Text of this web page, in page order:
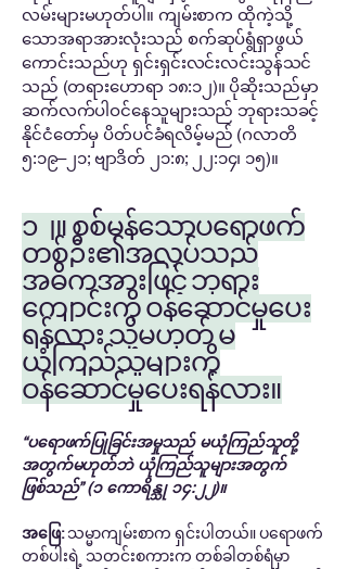
လမ်းများမဟုတ်ပါ။ ကျမ်းစာက ထိုကဲ့သို့
သောအရာအားလုံးသည် စက်ဆုပ်ရွံရှာဖွယ်
ကောင်းသည်ဟု ရှင်းရှင်းလင်းလင်းသွန်သင်
သည် (တရားဟောရာ ၁၈:၁၂)။ ပိုဆိုးသည်မှာ
ဆက်လက်ပါဝင်နေသူများသည် ဘုရားသခင့်
နိုင်ငံတော်မှ ပိတ်ပင်ခံရလိမ့်မည် (ဂလာတိ
၅:၁၉–၂၁; ဗျာဒိတ် ၂၁:၈; ၂၂:၁၄၊ ၁၅)။
၁၂။ စစ်မှန်သောပရောဖက်
တစ်ဦး၏အလုပ်သည်
အဓိကအားဖြင့် ဘုရား
ကျောင်းကို ဝန်ဆောင်မှုပေး
ရန်လား သို့မဟုတ် မ
ယုံကြည်သူများကို
ဝန်ဆောင်မှုပေးရန်လား။
“ပရောဖက်ပြုခြင်းအမှုသည် မယုံကြည်သူတို့
အတွက်မဟုတ်ဘဲ ယုံကြည်သူများအတွက်
ဖြစ်သည်” (၁ ကောရိန္သု ၁၄:၂၂)။
အဖြေ:သမ္မာကျမ်းစာက ရှင်းပါတယ်။ ပရောဖက်
တစ်ပါးရဲ့ သတင်းစကားက တစ်ခါတစ်ရံမှာ